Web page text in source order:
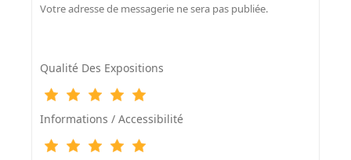
Votre adresse de messagerie ne sera pas publiée.
Qualité Des Expositions
Informations / Accessibilité